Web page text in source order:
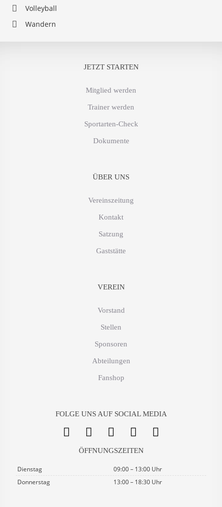
Volleyball
Wandern
JETZT STARTEN
Mitglied werden
Trainer werden
Sportarten-Check
Dokumente
ÜBER UNS
Vereinszeitung
Kontakt
Satzung
Gaststätte
VEREIN
Vorstand
Stellen
Sponsoren
Abteilungen
Fanshop
FOLGE UNS AUF SOCIAL MEDIA
ÖFFNUNGSZEITEN
Dienstag
09:00 – 13:00 Uhr
Donnerstag
13:00 – 18:30 Uhr